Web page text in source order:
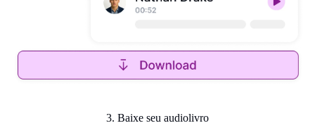
3. Baixe seu audiolivro